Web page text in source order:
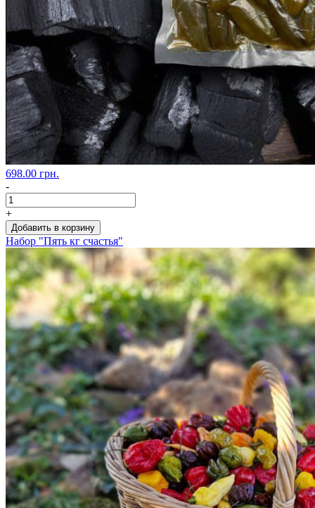
698.00 грн.
-
+
Добавить в корзину
Набор "Пять кг счастья"